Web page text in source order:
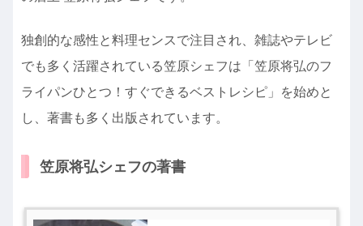
独創的な感性と料理センスで注目され、雑誌やテレビ
でも多く活躍されている笠原シェフは「笠原将弘のフ
ライパンひとつ！すぐできるベストレシピ」を始めと
し、著書も多く出版されています。
笠原将弘シェフの著書